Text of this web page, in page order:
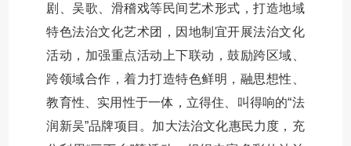
剧、吴歌、滑稽戏等民间艺术形式，打造地域
特色法治文化艺术团，因地制宜开展法治文化
活动，加强重点活动上下联动，鼓励跨区域、
跨领域合作，着力打造特色鲜明，融思想性、
教育性、实用性于一体，立得住、叫得响的“法
润新吴”品牌项目。加大法治文化惠民力度，充